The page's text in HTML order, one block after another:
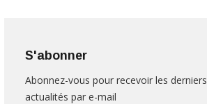
S'abonner
Abonnez-vous pour recevoir les derniers
actualités par e-mail